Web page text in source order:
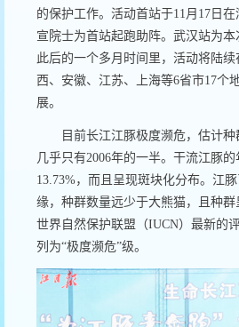
的保护工作。活动首站于11月 17 日
宣院士为首站起跑助阵。武汉站为
此后的一个多月时间里，活动将陆
西、安徽、江苏、上海等6省市17个
展。
目前长江江豚极度濒危，估计种
几乎只有2006年的一半。干流江豚的
13.73%，而且呈现斑块化分布。江
缘，种群数量远少于大熊猫，且种群
世界自然保护联盟（IUCN）最新的
列为“极度濒危”级。